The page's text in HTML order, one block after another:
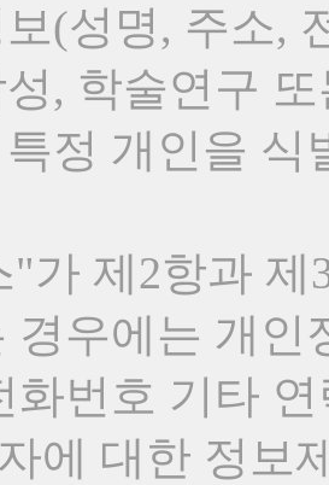
(성명, 주소,
, 학술연구
정 개인을
"가 제2항과
경우에는 개
화번호 기타
에 대한 정보